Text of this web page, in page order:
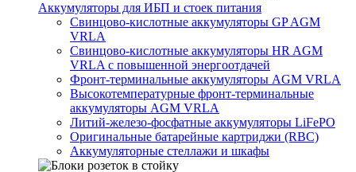
Аккумуляторы для ИБП и стоек питания
Свинцово-кислотные аккумуляторы GP AGM
VRLA
Свинцово-кислотные аккумуляторы HR AGM
VRLA с повышенной энергоотдачей
Фронт-терминальные аккумуляторы AGM VRLA
Высокотемпературные фронт-терминальные
аккумуляторы AGM VRLA
Литий-железо-фосфатные аккумуляторы LiFePO
Оригинальные батарейные картриджи (RBC)
Аккумуляторные стеллажи и шкафы